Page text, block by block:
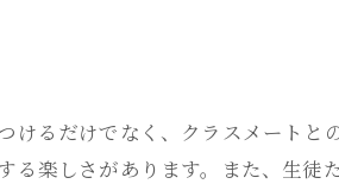
けるだけでなく、クラスメート
楽しさがあります。また、生徒